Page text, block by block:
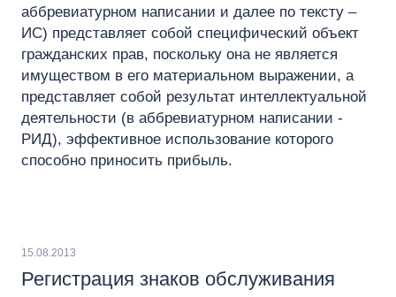
аббревиатурном написании и далее по тексту –
ИС) представляет собой специфический объект
гражданских прав, поскольку она не является
имуществом в его материальном выражении, а
представляет собой результат интеллектуальной
деятельности (в аббревиатурном написании -
РИД), эффективное использование которого
способно приносить прибыль.
15.08.2013
Регистрация знаков обслуживания